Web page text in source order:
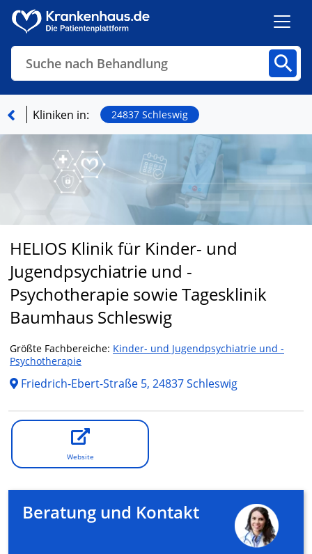
Suche nach Behandlung
Finden
Kliniken in: 24837 Schleswig
HELIOS Klinik für Kinder- und
Jugendpsychiatrie und -
Psychotherapie sowie Tagesklinik
Baumhaus Schleswig
Größte Fachbereiche: Kinder- und Jugendpsychiatrie und -
Psychotherapie
Friedrich-Ebert-Straße 5, 24837 Schleswig
Website
Beratung und Kontakt